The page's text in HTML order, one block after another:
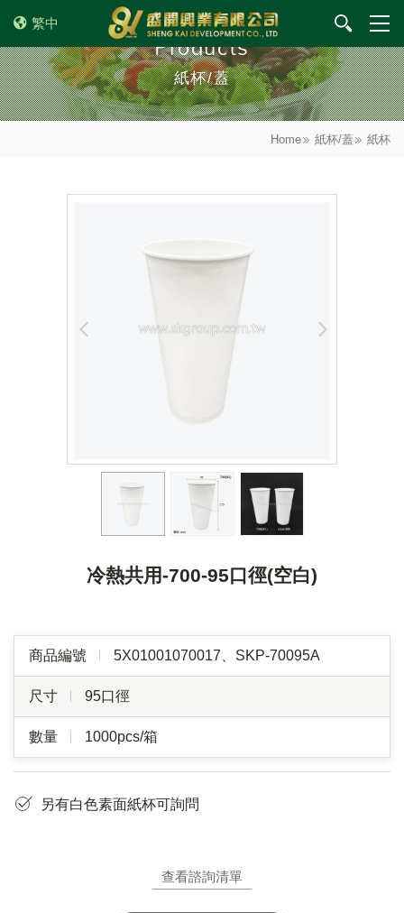
繁中
Products
紙杯/蓋
Home 紙杯/蓋 紙杯
冷熱共用-700-95口徑(空白)
商品編號 5X01001070017、SKP-70095A
尺寸 95口徑
數量 1000pcs/箱
另有白色素面紙杯可詢問
查看諮詢清單